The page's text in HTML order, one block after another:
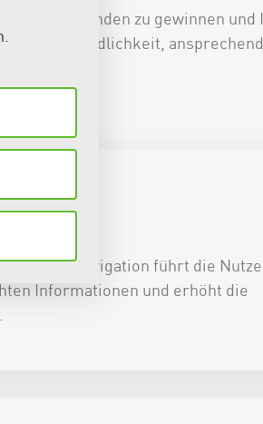
geht, Kunden zu gewinnen und
intuitive Navigation führt die
Informationen und erhöht die